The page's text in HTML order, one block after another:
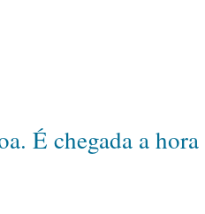
É chegada a